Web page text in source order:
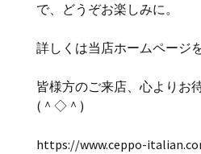
で、どうぞお楽しみに。
詳しくは当店ホームページ
皆様方のご来店、心よりお
(＾◇＾)
https://www.ceppo-